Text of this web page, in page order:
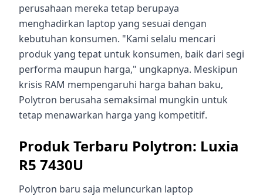
perusahaan mereka tetap berupaya
menghadirkan laptop yang sesuai dengan
kebutuhan konsumen. "Kami selalu mencari
produk yang tepat untuk konsumen, baik dari segi
performa maupun harga," ungkapnya. Meskipun
krisis RAM mempengaruhi harga bahan baku,
Polytron berusaha semaksimal mungkin untuk
tetap menawarkan harga yang kompetitif.
Produk Terbaru Polytron: Luxia
R5 7430U
Polytron baru saja meluncurkan laptop